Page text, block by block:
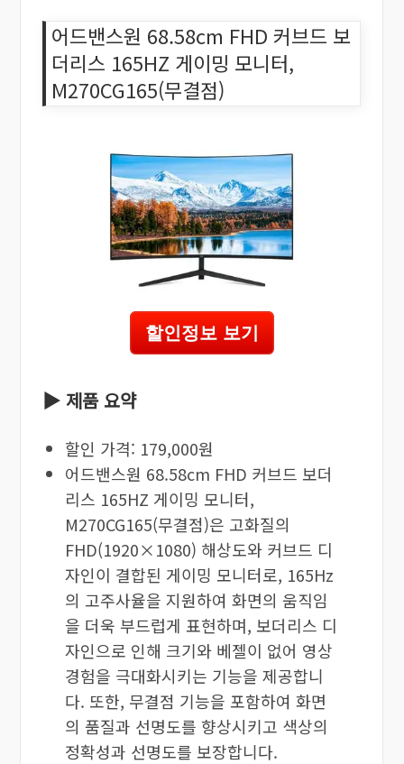
어드밴스원 68.58cm FHD 커브드 보
더리스 165HZ 게이밍 모니터,
M270CG165(무결점)
할인정보 보기
▶ 제품 요약
할인 가격: 179,000원
어드밴스원 68.58cm FHD 커브드 보더
리스 165HZ 게이밍 모니터,
M270CG165(무결점)은 고화질의
FHD(1920×1080) 해상도와 커브드 디
자인이 결합된 게이밍 모니터로, 165Hz
의 고주사율을 지원하여 화면의 움직임
을 더욱 부드럽게 표현하며, 보더리스 디
자인으로 인해 크기와 베젤이 없어 영상
경험을 극대화시키는 기능을 제공합니
다. 또한, 무결점 기능을 포함하여 화면
의 품질과 선명도를 향상시키고 색상의
정확성과 선명도를 보장합니다.